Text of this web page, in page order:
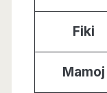
Fiki
Mamoj